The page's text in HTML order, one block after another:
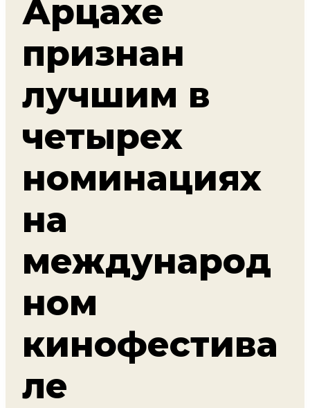
Арцахе
признан
лучшим в
четырех
номинациях
на
международ
ном
кинофестива
ле